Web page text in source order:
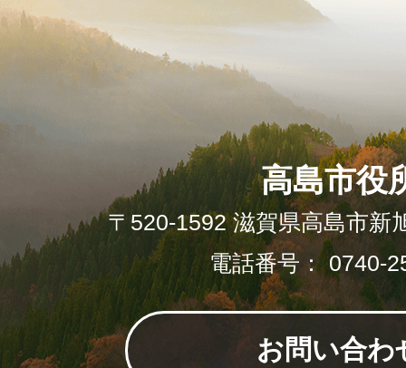
高島市役
〒520-1592 滋賀県高島市新
電話番号： 0740-
お問い合わ